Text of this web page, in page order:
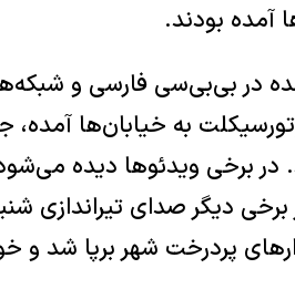
آمده بودند.
در بی‌بی‌سی فارسی و
به خیابان‌ها
در برخی ویدئوها دیده
دیگر صدای تیراندازی
پردرخت شهر برپا شد و